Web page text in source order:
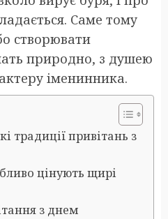
Саме тому
створювати
природно, з душею
іменинника.
традиції привітань з
цінують щирі
з днем